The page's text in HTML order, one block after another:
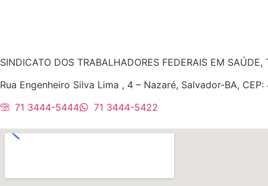
SINDICATO DOS TRABALHADORES FEDERAIS EM
Rua Engenheiro Silva Lima , 4 – Nazaré, Salvador-BA,
71 3444-5444
71 3444-5422